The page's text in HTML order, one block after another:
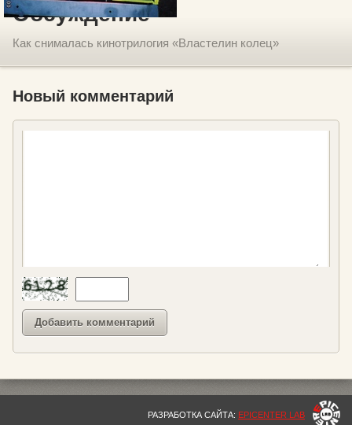
Обсуждение
Как снималась кинотрилогия «Властелин колец»
Новый комментарий
РАЗРАБОТКА САЙТА: EPICENTER LAB